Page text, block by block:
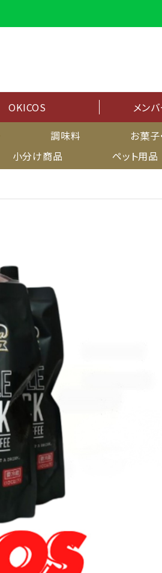
OKICOS
メン
メンバーシッ
マイページ
調味料 お菓子
小分け商品 ペット用品